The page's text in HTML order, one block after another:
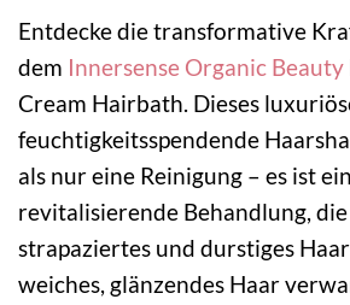
Entdecke die transformative
dem Innersense Organic Beauty
Cream Hairbath. Dieses
feuchtigkeitsspendende
als nur eine Reinigung – es ist
revitalisierende Behandlung,
strapaziertes und durstiges
weiches, glänzendes Haar